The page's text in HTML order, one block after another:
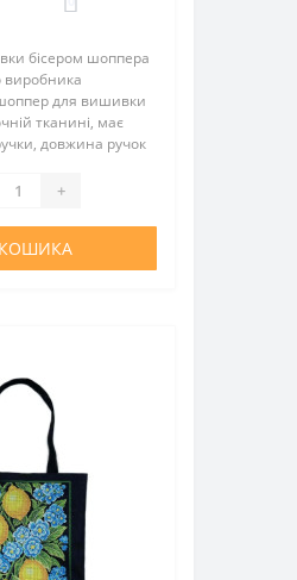
бісером шоппера
виробника
для вишивки
тканині, має
довжина ручок
операцій зі
+